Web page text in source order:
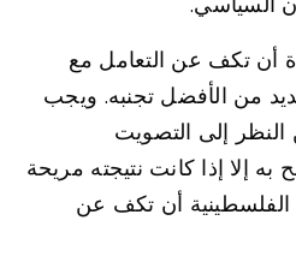
أن تكف عن التعامل مع
من الأفضل تجنبه. ويجب
إلى التصويت
إلا إذا كانت نتيجته مريحة
أن تكف عن